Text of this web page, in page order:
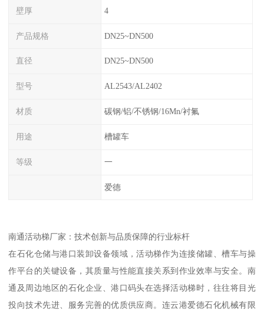
壁厚 4
产品规格 DN25~DN500
直径 DN25~DN500
型号 AL2543/AL2402
材质 碳钢/铝/不锈钢/16Mn/衬氟
用途 槽罐车
等级 一
爱德
南通活动梯厂家：技术创新与品质保障的行业标杆
在石化仓储与港口装卸设备领域，活动梯作为连接储罐、槽车与操
作平台的关键设备，其质量与性能直接关系到作业效率与安全。南
通及周边地区的石化企业、港口码头在选择活动梯时，往往将目光
投向技术先进、服务完善的优质供应商。连云港爱德石化机械有限